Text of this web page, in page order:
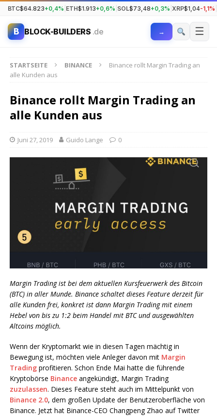
BTC$64.823+0,4% ETH$1.913+0,6% SOL$73,48+0,3% XRP$1,04-1,1%
B BLOCK-BUILDERS .de → ☰
STARTSEITE BINANCE
Binance rollt Margin Trading an
alle Kunden aus
Binance rollt Margin Trading an
alle Kunden aus
Juni 27, 2019 Guido Lange 0
Margin Trading ist bei dem aktuellen Kursfeuerwerk des Bitcoin
(BTC) in aller Munde. Binance schaltet dieses Feature derzeit für
alle Kunden frei, konkret ist dann Margin Trading mit einem
Hebel von bis zu 1:2 beim Handel mit BTC und ausgewählten
Altcoins möglich.
Wenn der Kryptomarkt wie in diesen Tagen mächtig in
Bewegung ist, möchten viele Anleger davon mit Margin
Trading profitieren. Schon Ende Mai hatte die führende
Kryptobörse Binance angekündigt, Margin Trading
zuzulassen. Dieses Feature steht auch im Mittelpunkt von
Binance 2.0, dem großen Update der Benutzeroberfläche von
Binance. Jetzt hat Binance-CEO Changpeng Zhao auf Twitter